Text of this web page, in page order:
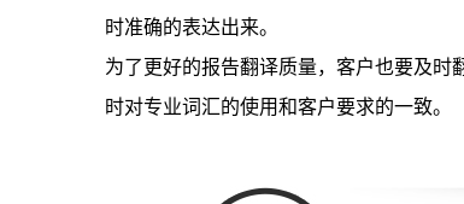
时准确的表达出来。
为了更好的报告翻译质量，客户也要及
时对专业词汇的使用和客户要求的一致。